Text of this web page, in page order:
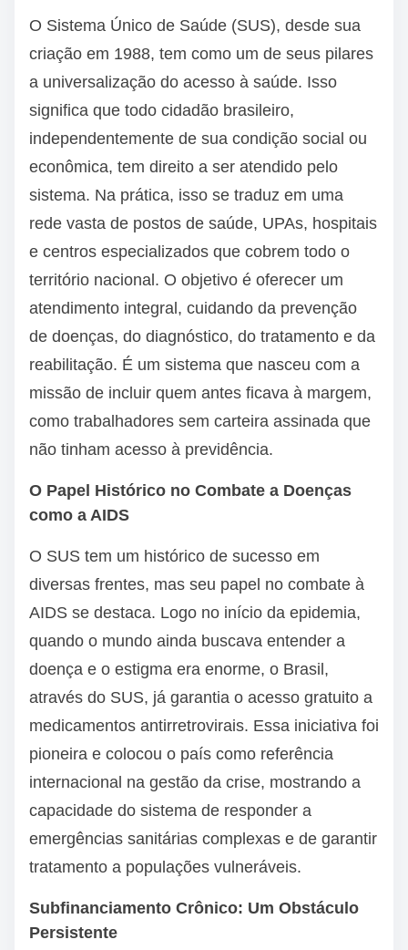
O Sistema Único de Saúde (SUS), desde sua
criação em 1988, tem como um de seus pilares
a universalização do acesso à saúde. Isso
significa que todo cidadão brasileiro,
independentemente de sua condição social ou
econômica, tem direito a ser atendido pelo
sistema. Na prática, isso se traduz em uma
rede vasta de postos de saúde, UPAs, hospitais
e centros especializados que cobrem todo o
território nacional. O objetivo é oferecer um
atendimento integral, cuidando da prevenção
de doenças, do diagnóstico, do tratamento e da
reabilitação. É um sistema que nasceu com a
missão de incluir quem antes ficava à margem,
como trabalhadores sem carteira assinada que
não tinham acesso à previdência.
O Papel Histórico no Combate a Doenças
como a AIDS
O SUS tem um histórico de sucesso em
diversas frentes, mas seu papel no combate à
AIDS se destaca. Logo no início da epidemia,
quando o mundo ainda buscava entender a
doença e o estigma era enorme, o Brasil,
através do SUS, já garantia o acesso gratuito a
medicamentos antirretrovirais. Essa iniciativa foi
pioneira e colocou o país como referência
internacional na gestão da crise, mostrando a
capacidade do sistema de responder a
emergências sanitárias complexas e de garantir
tratamento a populações vulneráveis.
Subfinanciamento Crônico: Um Obstáculo
Persistente